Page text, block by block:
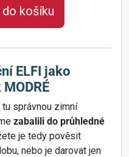
košíku
ELFI jako
správnou zimní
zabalili do průhledné
je tedy pověsit
nebo je darovat jen